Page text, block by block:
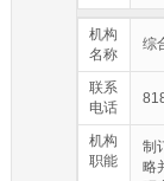
机构
名称
综
联系
电话
机构
职能
制
略